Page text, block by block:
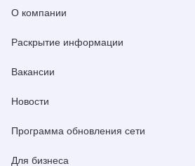
О компании
Раскрытие информации
Вакансии
Новости
Программа обновления сети
Для бизнеса